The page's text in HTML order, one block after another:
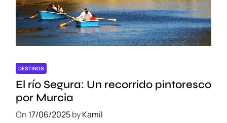
DESTINOS
El río Segura: Un recorrido pintoresco
por Murcia
On 17/06/2025byKamil